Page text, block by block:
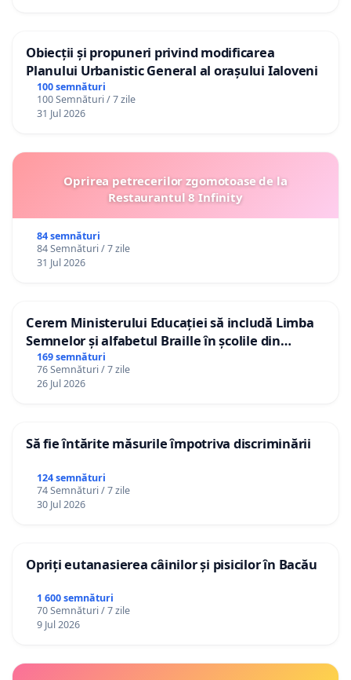
Obiecții și propuneri privind modificarea
Planului Urbanistic General al orașului Ialoveni
100 semnături
100 Semnături / 7 zile
31 Jul 2026
Oprirea petrecerilor zgomotoase de la
Restaurantul 8 Infinity
84 semnături
84 Semnături / 7 zile
31 Jul 2026
Cerem Ministerului Educației să includă Limba
Semnelor și alfabetul Braille în școlile din
Republica Moldova!
169 semnături
76 Semnături / 7 zile
26 Jul 2026
Să fie întărite măsurile împotriva discriminării
124 semnături
74 Semnături / 7 zile
30 Jul 2026
Opriți eutanasierea câinilor și pisicilor în Bacău
1 600 semnături
70 Semnături / 7 zile
9 Jul 2026